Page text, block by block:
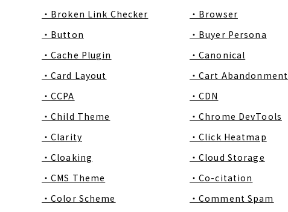
・Broken Link Checker
・Browser
・Button
・Buyer Persona
・Cache Plugin
・Canonical
・Card Layout
・Cart Abandonment
・CCPA
・CDN
・Child Theme
・Chrome DevTools
・Clarity
・Click Heatmap
・Cloaking
・Cloud Storage
・CMS Theme
・Co-citation
・Color Scheme
・Comment Spam